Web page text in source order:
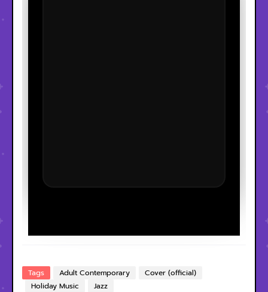
Tags Adult Contemporary
Cover (official)
Holiday Music
Jazz